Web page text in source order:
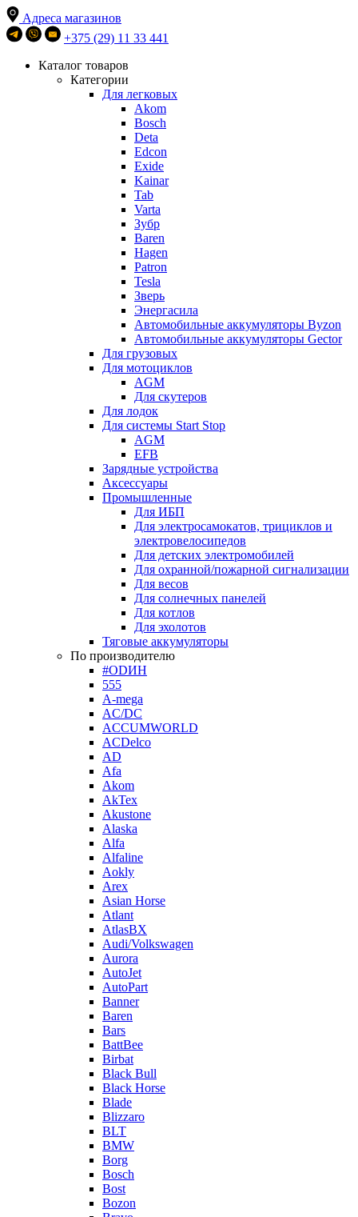
Адреса магазинов
+375 (29) 11 33 441
Каталог товаров
Категории
Для легковых
Akom
Bosch
Deta
Edcon
Exide
Kainar
Tab
Varta
Зубр
Baren
Hagen
Patron
Tesla
Зверь
Энергасила
Автомобильные аккумуляторы Byzon
Автомобильные аккумуляторы Gector
Для грузовых
Для мотоциклов
AGM
Для скутеров
Для лодок
Для системы Start Stop
AGM
EFB
Зарядные устройства
Аксессуары
Промышленные
Для ИБП
Для электросамокатов, трициклов и
электровелосипедов
Для детских электромобилей
Для охранной/пожарной сигнализации
Для весов
Для солнечных панелей
Для котлов
Для эхолотов
Тяговые аккумуляторы
По производителю
#ODИН
555
A-mega
AC/DC
ACCUMWORLD
ACDelco
AD
Afa
Akom
AkTex
Akustone
Alaska
Alfa
Alfaline
Aokly
Arex
Asian Horse
Atlant
AtlasBX
Audi/Volkswagen
Aurora
AutoJet
AutoPart
Banner
Baren
Bars
BattBee
Birbat
Black Bull
Black Horse
Blade
Blizzaro
BLT
BMW
Borg
Bosch
Bost
Bozon